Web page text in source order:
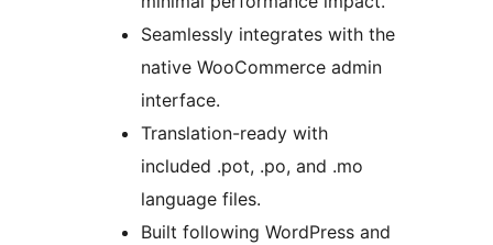
Seamlessly integrates with the
native WooCommerce admin
interface.
Translation-ready with
included .pot, .po, and .mo
language files.
Built following WordPress and